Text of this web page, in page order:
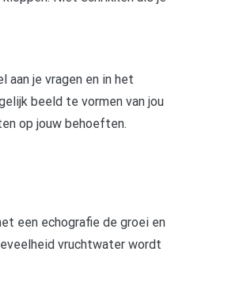
aan je vragen en in het
beeld te vormen van jou
op jouw behoeften.
een echografie de groei en
vruchtwater wordt